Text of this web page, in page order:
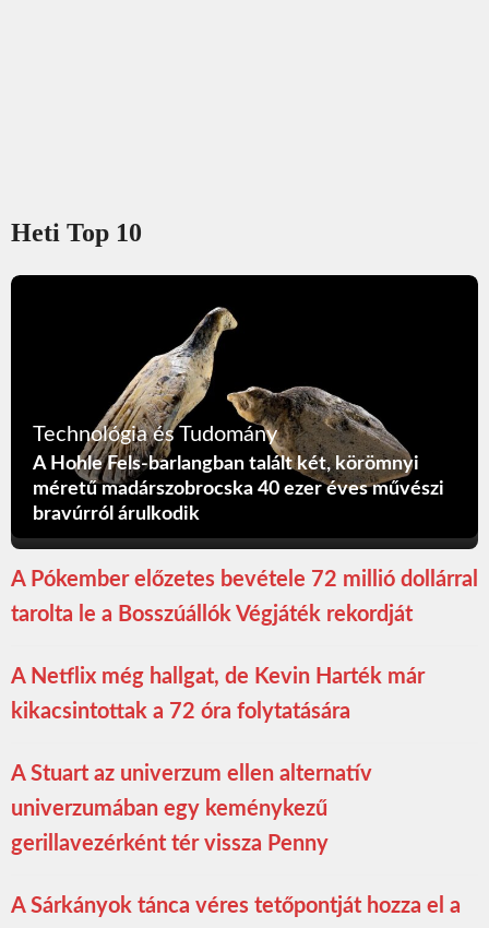
Heti Top 10
Technológia és Tudomány
A Hohle Fels-barlangban talált két, körömnyi
méretű madárszobrocska 40 ezer éves művészi
bravúrról árulkodik
A Pókember előzetes bevétele 72 millió dollárral
tarolta le a Bosszúállók Végjáték rekordját
A Netflix még hallgat, de Kevin Harték már
kikacsintottak a 72 óra folytatására
A Stuart az univerzum ellen alternatív
univerzumában egy keménykezű
gerillavezérként tér vissza Penny
A Sárkányok tánca véres tetőpontját hozza el a